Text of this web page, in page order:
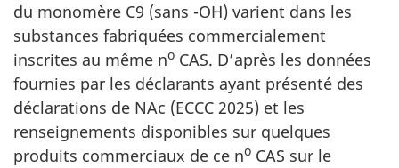
du monomère C9 (sans -OH) varient dans les
substances fabriquées commercialement
inscrites au même no CAS. D’après les données
fournies par les déclarants ayant présenté des
déclarations de NAc (ECCC 2025) et les
renseignements disponibles sur quelques
produits commerciaux de ce no CAS sur le